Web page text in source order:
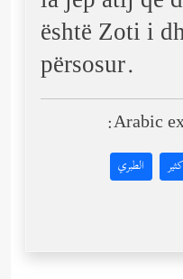
është Zoti i
përsosur.
Arabic
الطبري